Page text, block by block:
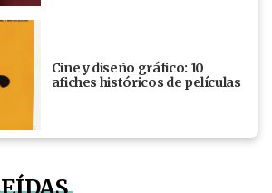
Cine y diseño gráfico: 10
afiches históricos de películas